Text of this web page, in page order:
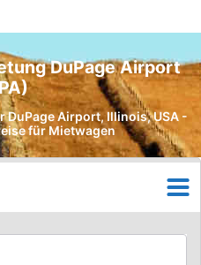
DuPage Airport
Airport, Illinois, USA -
für Mietwagen